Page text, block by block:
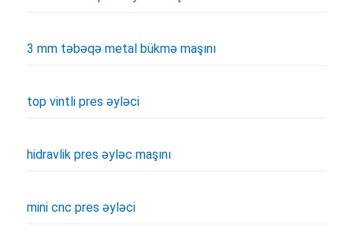
3 mm təbəqə metal bükmə maşını
top vintli pres əyləci
hidravlik pres əyləc maşını
mini cnc pres əyləci